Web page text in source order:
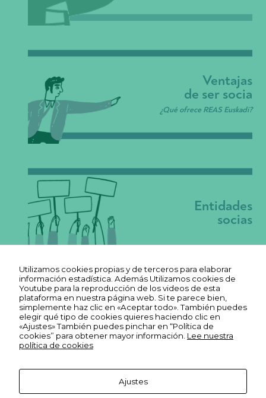
Ventajas
de ser socia
¿Qué ofrece REAS Euskadi?
Entidades
socias
Aviso legal
Utilizamos cookies propias y de terceros para elaborar
información estadística. Además Utilizamos cookies de
Youtube para la reproducción de los videos de esta
plataforma en nuestra página web. Si te parece bien,
simplemente haz clic en «Aceptar todo». También puedes
elegir qué tipo de cookies quieres haciendo clic en
«Ajustes» También puedes pinchar en “Política de
cookies” para obtener mayor información. Lee nuestra
política de cookies
Ajustes
e
a
c
o
e
p
n
al
e
s.
S
o
n
n
e